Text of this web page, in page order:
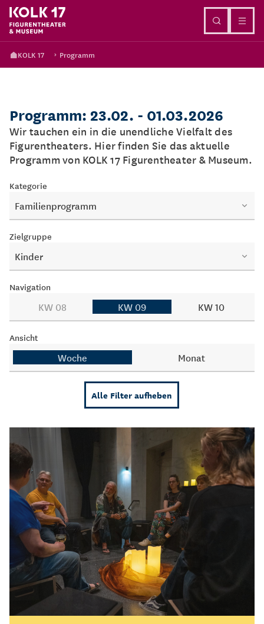
KOLK 17 Programm
Programm: 23.02. - 01.03.2026
Wir tauchen ein in die unendliche Vielfalt des
Figurentheaters. Hier finden Sie das aktuelle
Programm von KOLK 17 Figurentheater & Museum.
Kategorie
Familienprogramm
Zielgruppe
Kinder
Navigation
KW 08 KW 09 KW 10
Ansicht
Woche Monat
Alle Filter aufheben